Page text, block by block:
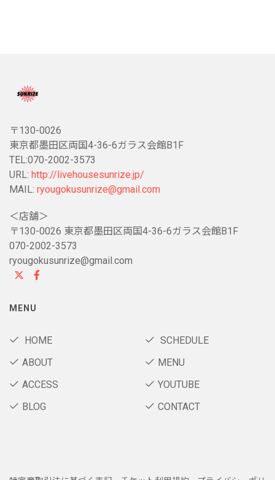
〒130-0026
東京都墨田区両国4-36-6ガラス会館B1F
TEL:070-2002-3573
URL: http://livehousesunrize.jp/
MAIL: ryougokusunrize@gmail.com
＜店舗＞
〒130-0026 東京都墨田区両国4-36-6ガラス会館B1F
070-2002-3573
ryougokusunrize@gmail.com
MENU
HOME
SCHEDULE
ABOUT
MENU
ACCESS
YOUTUBE
BLOG
CONTACT